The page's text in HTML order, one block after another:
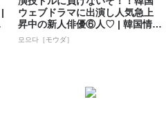
ウェブドラマに出演し人気急上
昇中の新人俳優⑥人♡ | 韓国情報
サイト ...
모으다［モウダ］